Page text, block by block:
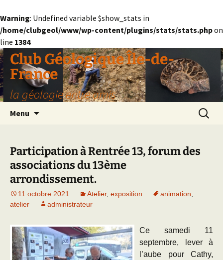
Warning: Undefined variable $show_stats in
/home/clubgeol/www/wp-content/plugins/stats/stats.phpon
line 1384
Aller
au
contenu
Club Géologique Île-de-
France
la géologie entre amis
Menu
Participation à Rentrée 13, forum des
associations du 13ème
arrondissement.
11 octobre 2021 Atelier, exposition animation
atelier
administrateur
Ce samedi 11
septembre, lever à
l’aube pour Cathy,